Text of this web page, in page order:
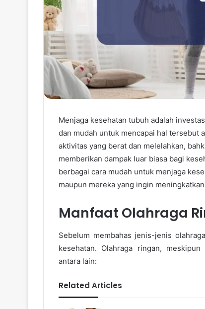
Menjaga kesehatan tubuh adalah
dan mudah untuk mencapai hal tersebut
aktivitas yang berat dan melelahkan,
memberikan dampak luar biasa bagi
berbagai cara mudah untuk menjaga
maupun mereka yang ingin
Manfaat Olahraga
Sebelum membahas jenis-jenis
kesehatan. Olahraga ringan,
antara lain:
Related Articles